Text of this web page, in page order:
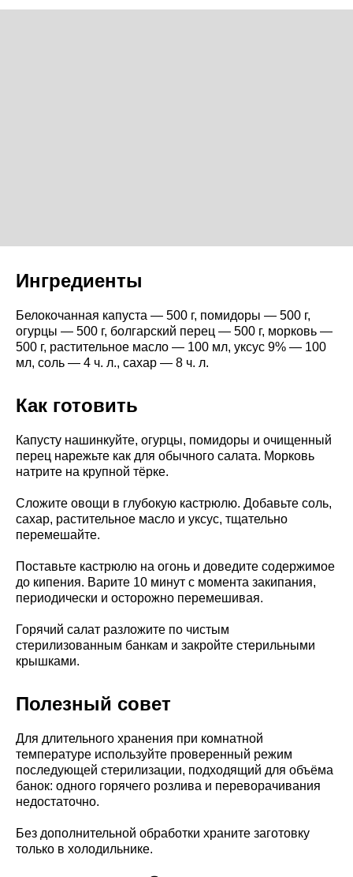
Ингредиенты
Белокочанная капуста — 500 г, помидоры — 500 г,
огурцы — 500 г, болгарский перец — 500 г, морковь —
500 г, растительное масло — 100 мл, уксус 9% — 100
мл, соль — 4 ч. л., сахар — 8 ч. л.
Как готовить
Капусту нашинкуйте, огурцы, помидоры и очищенный
перец нарежьте как для обычного салата. Морковь
натрите на крупной тёрке.
Сложите овощи в глубокую кастрюлю. Добавьте соль,
сахар, растительное масло и уксус, тщательно
перемешайте.
Поставьте кастрюлю на огонь и доведите содержимое
до кипения. Варите 10 минут с момента закипания,
периодически и осторожно перемешивая.
Горячий салат разложите по чистым
стерилизованным банкам и закройте стерильными
крышками.
Полезный совет
Для длительного хранения при комнатной
температуре используйте проверенный режим
последующей стерилизации, подходящий для объёма
банок: одного горячего розлива и переворачивания
недостаточно.
Без дополнительной обработки храните заготовку
только в холодильнике.